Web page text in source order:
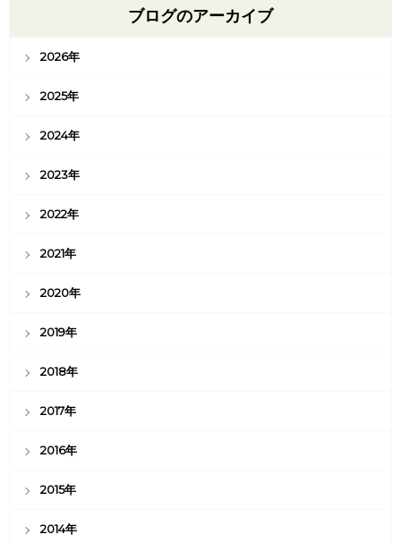
ブログのアーカイブ
2026年
2025年
2024年
2023年
2022年
2021年
2020年
2019年
2018年
2017年
2016年
2015年
2014年